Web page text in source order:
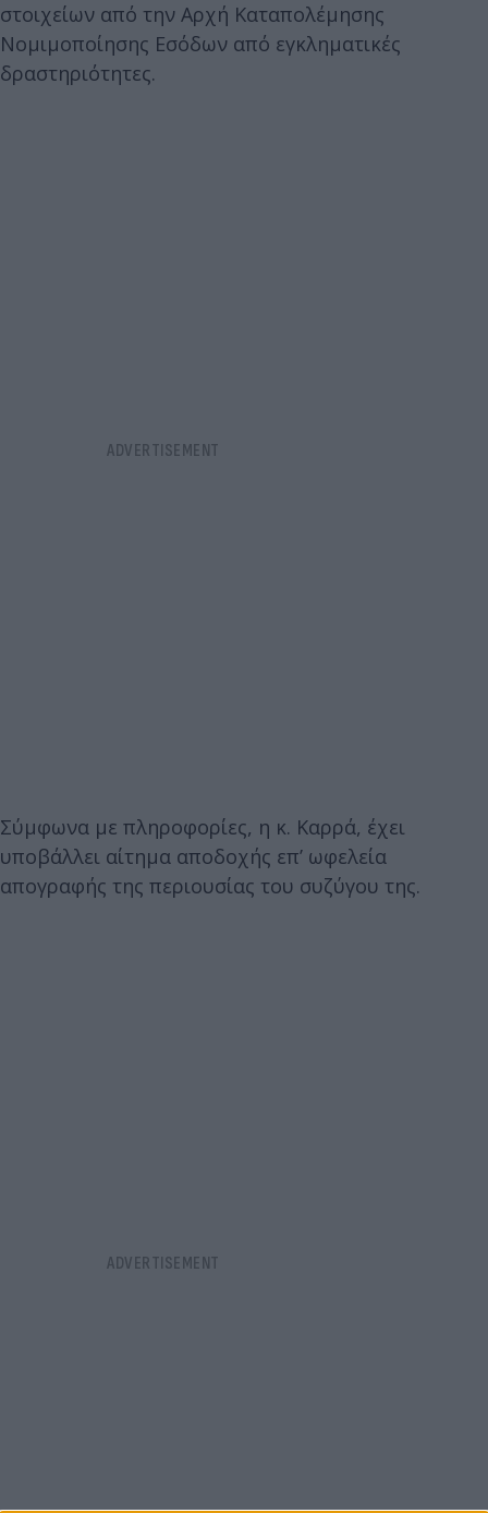
στοιχείων από την Αρχή Καταπολέµησης
Νοµιµοποίησης Εσόδων από εγκληµατικές
δραστηριότητες.
Σύμφωνα με πληροφορίες, η κ. Καρρά, έχει
υποβάλλει αίτημα αποδοχής επ’ ωφελεία
απογραφής της περιουσίας του συζύγου της.